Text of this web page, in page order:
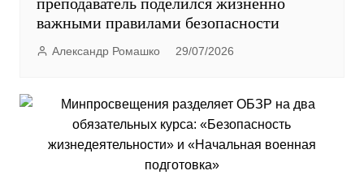
преподаватель поделился жизненно
важными правилами безопасности
Александр Ромашко 29/07/2026